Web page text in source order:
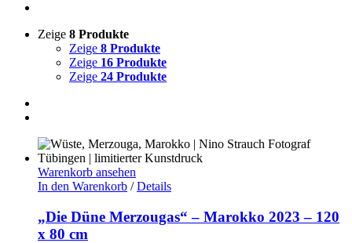
Zeige 8 Produkte
Zeige 8 Produkte
Zeige 16 Produkte
Zeige 24 Produkte
Warenkorb ansehen
In den Warenkorb / Details
„Die Düne Merzougas“ – Marokko 2023 – 120
x 80 cm